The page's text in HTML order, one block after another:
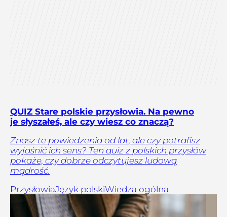
QUIZ Stare polskie przysłowia. Na pewno
je słyszałeś, ale czy wiesz co znaczą?
Znasz te powiedzenia od lat, ale czy potrafisz
wyjaśnić ich sens? Ten quiz z polskich przysłów
pokaże, czy dobrze odczytujesz ludową
mądrość.
PrzysłowiaJęzyk polskiWiedza ogólna